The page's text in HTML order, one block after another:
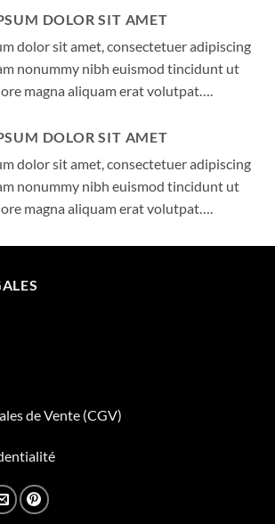
DOLOR SIT AMET
dolor sit amet, consectetuer adipiscing
nonummy nibh euismod tincidunt ut
magna aliquam erat volutpat….
DOLOR SIT AMET
dolor sit amet, consectetuer adipiscing
nonummy nibh euismod tincidunt ut
magna aliquam erat volutpat….
de Vente (CGV)